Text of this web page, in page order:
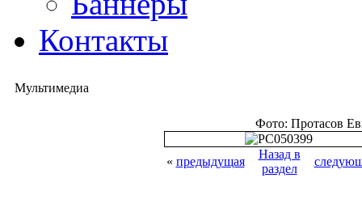
Контакты
Мультимедиа
Фото: Протасов
« предыдущая
Назад в
раздел